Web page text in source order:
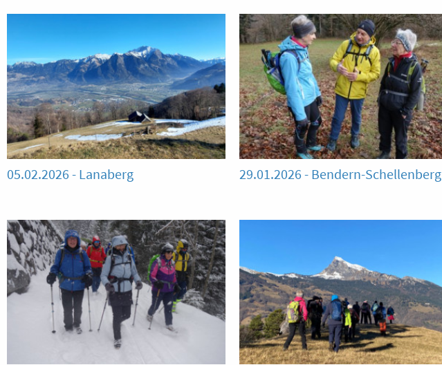
05.02.2026 - Lanaberg 29.01.2026 - Bendern-Schellenberg